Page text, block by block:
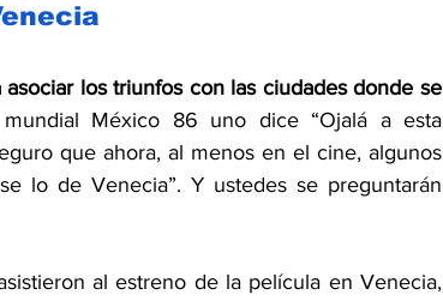
asociar los triunfos con las ciudades donde se
México 86 uno dice “Ojalá a esta
que ahora, al menos en el cine, algunos
lo de Venecia”. Y ustedes se preguntarán